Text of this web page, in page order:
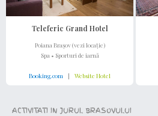
Teleferic Grand Hotel
Poiana Brașov (vezi locație)
Spa • Sporturi de iarnă
Booking.com | Website Hotel
ACTIVITATI IN JURUL BRASOVULUI